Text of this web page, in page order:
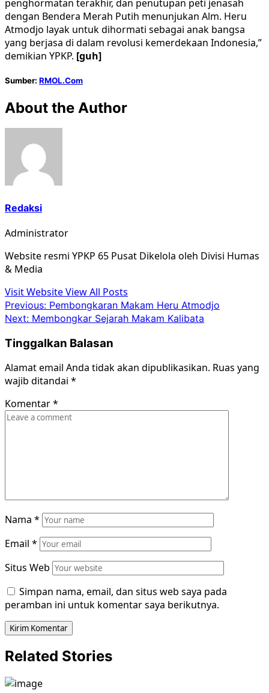
penghormatan terakhir, dan penutupan peti jenasah
dengan Bendera Merah Putih menunjukan Alm. Heru
Atmodjo layak untuk dihormati sebagai anak bangsa
yang berjasa di dalam revolusi kemerdekaan Indonesia,”
demikian YPKP. [guh]
Sumber: RMOL.Com
About the Author
Redaksi
Administrator
Website resmi YPKP 65 Pusat Dikelola oleh Divisi Humas
& Media
Visit WebsiteView All Posts
Post
navigation
Previous: Pembongkaran Makam Heru Atmodjo
Next: Membongkar Sejarah Makam Kalibata
Tinggalkan Balasan
Alamat email Anda tidak akan dipublikasikan. Ruas yang
wajib ditandai *
Komentar*
Nama *
Email *
Situs Web
Simpan nama, email, dan situs web saya pada
peramban ini untuk komentar saya berikutnya.
Related Stories